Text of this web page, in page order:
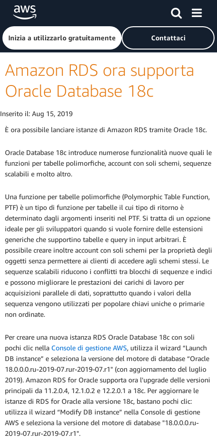
Passa al contenuto principale
Fai clic qui per tornare alla home page di Amazon Web
Inizia a utilizzarlo gratuitamente Contattaci
Amazon RDS ora supporta
Oracle Database 18c
Inserito il: Aug 15, 2019
È ora possibile lanciare istanze di Amazon RDS tramite Oracle 18c.
Oracle Database 18c introduce numerose funzionalità nuove quali le
funzioni per tabelle polimorfiche, account con soli schemi, sequenze
scalabili e molto altro.
Una funzione per tabelle polimorfiche (Polymorphic Table Function,
PTF) è un tipo di funzione per tabelle il cui tipo di ritorno è
determinato dagli argomenti inseriti nel PTF. Si tratta di un opzione
ideale per gli sviluppatori quando si vuole fornire delle estensioni
generiche che supportino tabelle e query in input arbitrari. È
possibile creare inoltre account con soli schemi per la proprietà degli
oggetti senza permettere ai clienti di accedere agli schemi stessi. Le
sequenze scalabili riducono i conflitti tra blocchi di sequenze e indici
e possono migliorare le prestazioni dei carichi di lavoro per
acquisizioni parallele di dati, soprattutto quando i valori della
sequenza vengono utilizzati per popolare chiavi uniche o primarie
non ordinate.
Per creare una nuova istanza RDS Oracle Database 18c con soli
pochi clic nella Console di gestione AWS, utilizza il wizard “Launch
DB instance” e seleziona la versione del motore di database “Oracle
18.0.0.0.ru-2019-07.rur-2019-07.r1" (con aggiornamento del luglio
2019). Amazon RDS for Oracle supporta ora l'upgrade delle versioni
principali da 11.2.0.4, 12.1.0.2 e 12.2.0.1 a 18c. Per aggiornare le
istanze di RDS for Oracle alla versione 18c, bastano pochi clic:
utilizza il wizard “Modify DB instance” nella Console di gestione
AWS e seleziona la versione del motore di database "18.0.0.0.ru-
2019-07.rur-2019-07.r1".